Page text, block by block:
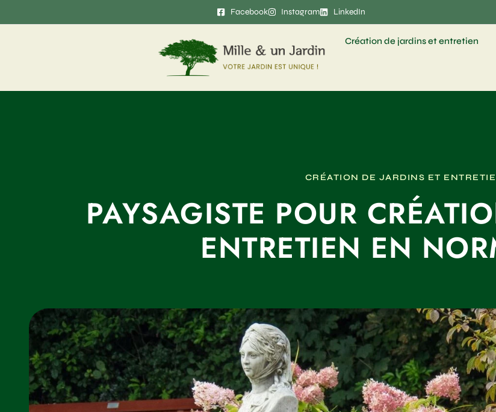
Facebook Instagram LinkedIn
Création de jardins et entretien
CRÉATION DE JARDINS ET
PAYSAGISTE POUR
ENTRETIEN EN